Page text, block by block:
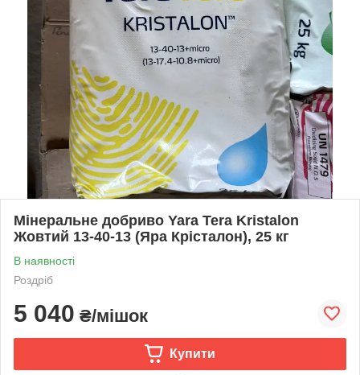
Мінеральне добриво Yara Tera Kristalon
Жовтий 13-40-13 (Яра Крісталон), 25 кг
В наявності
Роздріб
5 040 ₴/мішок
Купити